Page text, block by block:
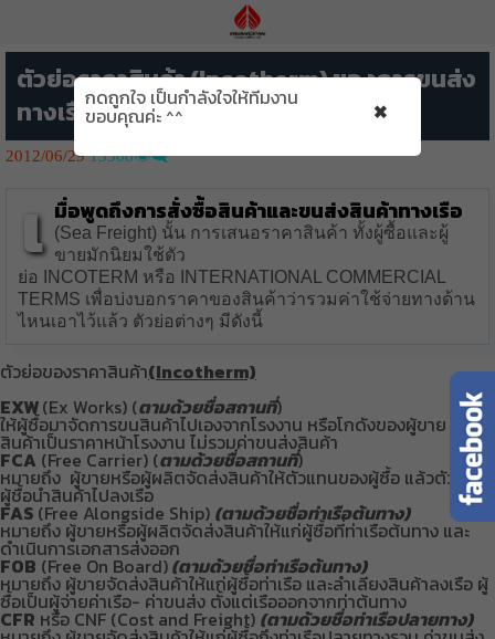
ตัวย่อราคาสินค้า (Incotherm) ของการขนส่ง
ทางเรือ (Sea Freight)
2012/06/2915308👁️‍🗨️
เ มื่อพูดถึงการสั่งซื้อสินค้าและขนส่งสินค้าทางเรือ
(Sea Freight) นั้น การเสนอราคาสินค้า ทั้งผู้ซื้อและผู้
ขายมักนิยมใช้ตัว
ย่อ INCOTERM หรือ INTERNATIONAL COMMERCIAL
TERMS เพื่อบ่งบอกราคาของสินค้าว่ารวมค่าใช้จ่ายทางด้าน
ไหนเอาไว้แล้ว ตัวย่อต่างๆ มีดังนี้
ตัวย่อของราคาสินค้า(Incotherm)
EXW(Ex Works) (ตามด้วยชื่อสถานที่)
ให้ผู้ซื้อมาจัดการขนสินค้าไปเองจากโรงงาน หรือโกดังของผู้ขาย ราคา
สินค้าเป็นราคาหน้าโรงงาน ไม่รวมค่าขนส่งสินค้า
FCA (Free Carrier) (ตามด้วยชื่อสถานที่)
หมายถึง ผู้ขายหรือผู้ผลิตจัดส่งสินค้าให้ตัวแทนของผู้ซื้อ แล้วตัวแทน
ผู้ชื้อนำสินค้าไปลงเรือ
FAS (Free Alongside Ship) (ตามด้วยชื่อท่าเรือต้นทาง)
หมายถึง ผู้ขายหรือผู้ผลิตจัดส่งสินค้าให้แก่ผู้ซื้อที่ท่าเรือต้นทาง และ
ดำเนินการเอกสารส่งออก
FOB (Free On Board)(ตามด้วยชื่อท่าเรือต้นทาง)
หมายถึง ผู้ขายจัดส่งสินค้าให้แก่ผู้ซื้อท่าเรือ และลำเลียงสินค้าลงเรือ ผู้
ซื้อเป็นผู้จ่ายค่าเรือ- ค่าขนส่ง ตั้งแต่เรือออกจากท่าต้นทาง
CFR หรือ CNF (Cost and Freight) (ตามด้วยชื่อท่าเรือปลายทาง)
กดถูกใจ เป็นกำลังใจให้ทีมงาน
ขอบคุณค่ะ ^^ ×